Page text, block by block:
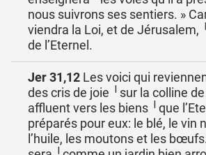
nous suivrons ses sentiers. »
viendra la Loi, et de Jérusalem,
de l’Eternel.
Jer 31,12 Les voici qui
des cris de joie ╵sur la colline
affluent vers les biens ╵que
préparés pour eux: le blé, le vin
l’huile, les moutons et les